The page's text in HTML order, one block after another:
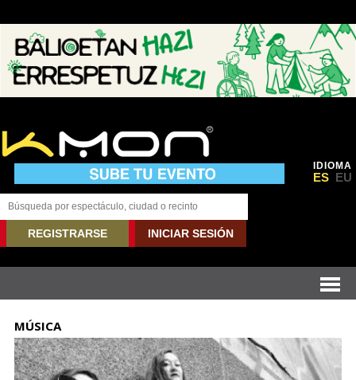
IDIOMA
ES EU
REGISTRARSE INICIAR SESIÓN
MÚSICA